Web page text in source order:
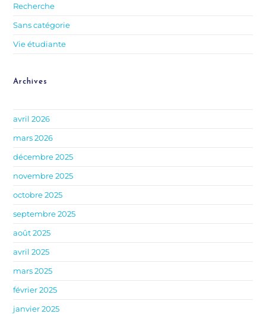
Recherche
Sans catégorie
Vie étudiante
Archives
avril 2026
mars 2026
décembre 2025
novembre 2025
octobre 2025
septembre 2025
août 2025
avril 2025
mars 2025
février 2025
janvier 2025